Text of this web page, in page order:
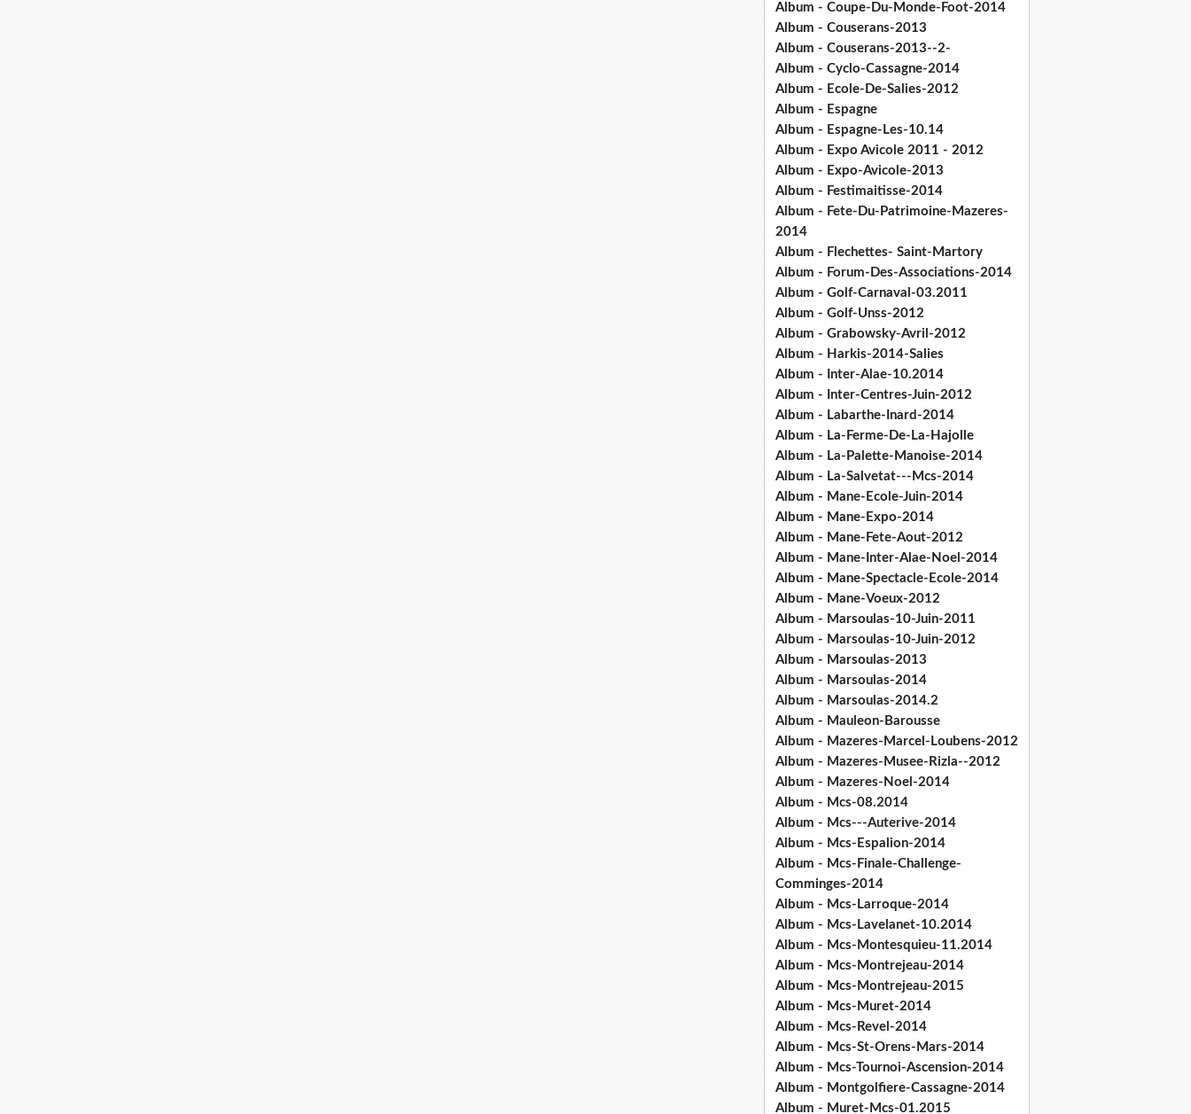
Album - Coupe-Du-Monde-Foot-2014
Album - Couserans-2013
Album - Couserans-2013--2-
Album - Cyclo-Cassagne-2014
Album - Ecole-De-Salies-2012
Album - Espagne
Album - Espagne-Les-10.14
Album - Expo Avicole 2011 - 2012
Album - Expo-Avicole-2013
Album - Festimaitisse-2014
Album - Fete-Du-Patrimoine-Mazeres-
2014
Album - Flechettes- Saint-Martory
Album - Forum-Des-Associations-2014
Album - Golf-Carnaval-03.2011
Album - Golf-Unss-2012
Album - Grabowsky-Avril-2012
Album - Harkis-2014-Salies
Album - Inter-Alae-10.2014
Album - Inter-Centres-Juin-2012
Album - Labarthe-Inard-2014
Album - La-Ferme-De-La-Hajolle
Album - La-Palette-Manoise-2014
Album - La-Salvetat---Mcs-2014
Album - Mane-Ecole-Juin-2014
Album - Mane-Expo-2014
Album - Mane-Fete-Aout-2012
Album - Mane-Inter-Alae-Noel-2014
Album - Mane-Spectacle-Ecole-2014
Album - Mane-Voeux-2012
Album - Marsoulas-10-Juin-2011
Album - Marsoulas-10-Juin-2012
Album - Marsoulas-2013
Album - Marsoulas-2014
Album - Marsoulas-2014.2
Album - Mauleon-Barousse
Album - Mazeres-Marcel-Loubens-2012
Album - Mazeres-Musee-Rizla--2012
Album - Mazeres-Noel-2014
Album - Mcs-08.2014
Album - Mcs---Auterive-2014
Album - Mcs-Espalion-2014
Album - Mcs-Finale-Challenge-
Comminges-2014
Album - Mcs-Larroque-2014
Album - Mcs-Lavelanet-10.2014
Album - Mcs-Montesquieu-11.2014
Album - Mcs-Montrejeau-2014
Album - Mcs-Montrejeau-2015
Album - Mcs-Muret-2014
Album - Mcs-Revel-2014
Album - Mcs-St-Orens-Mars-2014
Album - Mcs-Tournoi-Ascension-2014
Album - Montgolfiere-Cassagne-2014
Album - Muret-Mcs-01.2015